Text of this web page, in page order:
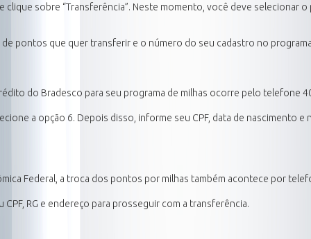
clique sobre “Transferência”. Neste momento, você deve selecionar
pontos que quer transferir e o número do seu cadastro no
do Bradesco para seu programa de milhas ocorre pelo telefone
a opção 6. Depois disso, informe seu CPF, data de nascimento
Federal, a troca dos pontos por milhas também acontece por
RG e endereço para prosseguir com a transferência.